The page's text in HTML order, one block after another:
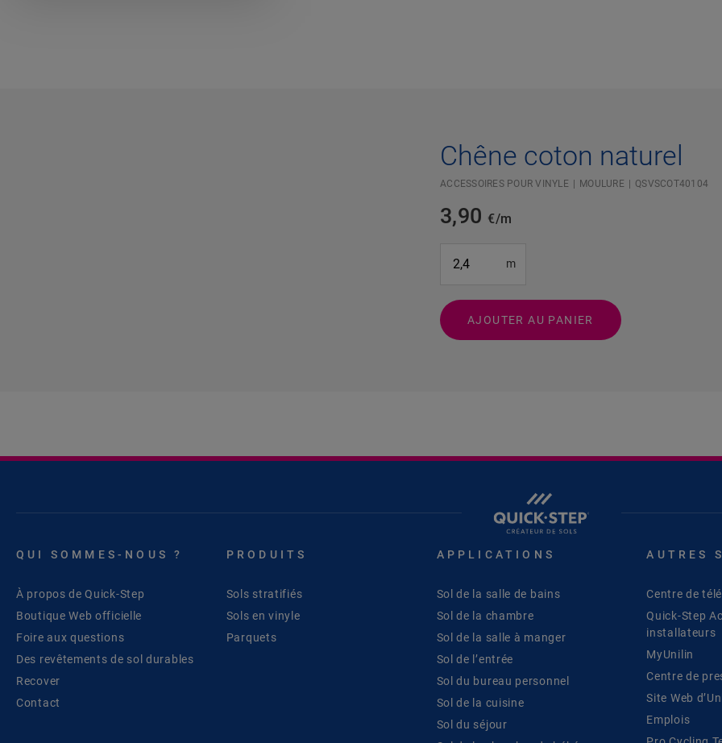
Chêne coton naturel
ACCESSOIRES POUR VINYLE MOULURE QSVSCOT40104
3,90€/m
m
AJOUTER AU PANIER
QUI SOMMES-NOUS ?
À propos de Quick-Step
Boutique Web officielle
Foire aux questions
Des revêtements de sol durables
Recover
Contact
PRODUITS
Sols stratifiés
Sols en vinyle
Parquets
APPLICATIONS
Sol de la salle de bains
Sol de la chambre
Sol de la salle à manger
Sol de l’entrée
Sol du bureau personnel
Sol de la cuisine
Sol du séjour
AUTRES
Centre de
Quick-Step
installateurs
MyUnilin
Centre de
Site Web
Emplois